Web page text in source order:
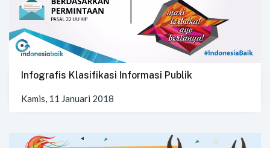
Infografis Klasifikasi Informasi Publik
Kamis, 11 Januari 2018